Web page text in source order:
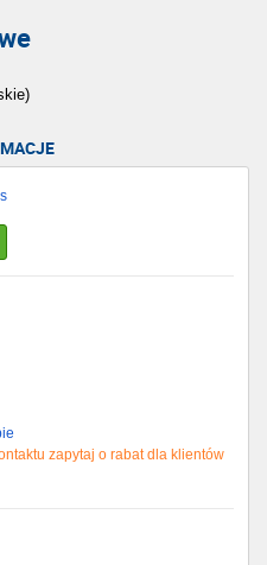
zapytaj o rabat dla klientów